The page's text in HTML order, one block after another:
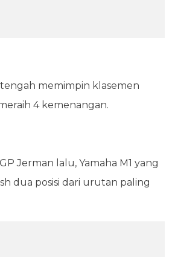
memimpin klasemen
4 kemenangan.
Jerman lalu, Yamaha M1 yang
dua posisi dari urutan paling